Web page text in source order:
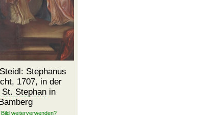
Stephanus
1707, in der
Stephan in